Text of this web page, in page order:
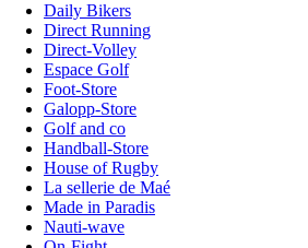
Daily Bikers
Direct Running
Direct-Volley
Espace Golf
Foot-Store
Galopp-Store
Golf and co
Handball-Store
House of Rugby
La sellerie de Maé
Made in Paradis
Nauti-wave